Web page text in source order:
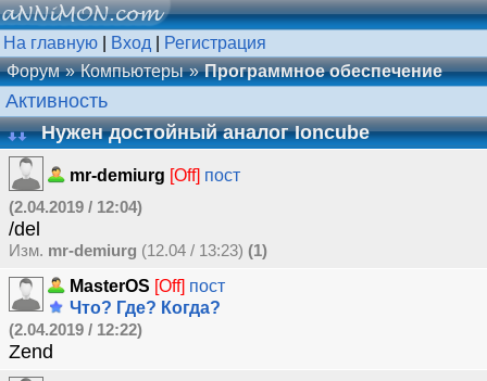
На главную Вход
Регистрация
Форум
Компьютеры Программное обеспечение
Активность
Нужен достойный аналог Ioncube
mr-demiurg [Off] пост
(2.04.2019 / 12:04)
/del
Изм. mr-demiurg (12.04 / 13:23) (1)
MasterOS [Off] пост
Что? Где? Когда?
(2.04.2019 / 12:22)
Zend